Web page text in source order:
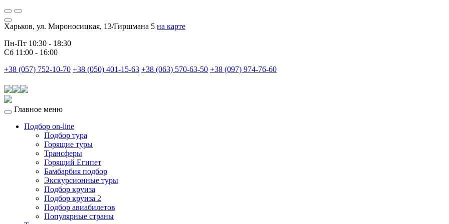
Харьков, ул. Мироносицкая, 13/Гиршмана 5 на карте
Пн-Пт 10:30 - 18:30
Сб 11:00 - 16:00
+38 (057) 752-10-70 +38 (050) 401-15-63 +38 (063) 570-63-50 +38 (097) 974-76-60
Главное меню
Подбор on-line
Подбор тура
Горящие туры
Трансферы
Горящий Египет
Бамбарбия подбор
Экскурсионные туры
Подбор круиза
Подбор круиза 2
Подбор авиабилетов
Популярные страны